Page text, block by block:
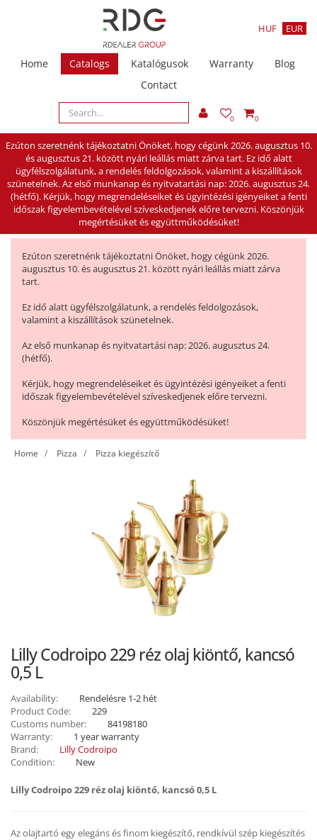
HUF EUR
Home Catalogs Katalógusok Warranty
Blog
Contact
0 0
Ezúton szeretnénk tájékoztatni Önöket, hogy cégünk 2026. augusztus 10.
és augusztus 21. között nyári leállás miatt zárva tart. Ez idő alatt
ügyfélszolgálatunk, a rendelés feldolgozások, valamint a kiszállítások
szünetelnek. Az első munkanap és nyitvatartási nap: 2026. augusztus 24.
(hétfő). Kérjük, hogy megrendeléseiket és ügyintézési igényeiket a fenti
időszak figyelembevételével szíveskedjenek előre tervezni. Köszönjük
megértésüket és együttműködésüket!
Ezúton szeretnénk tájékoztatni Önöket, hogy cégünk 2026.
augusztus 10. és augusztus 21. között nyári leállás miatt zárva
tart.
Ez idő alatt ügyfélszolgálatunk, a rendelés feldolgozások,
valamint a kiszállítások szünetelnek.
Az első munkanap és nyitvatartási nap: 2026. augusztus 24.
(hétfő).
Kérjük, hogy megrendeléseiket és ügyintézési igényeiket a fenti
időszak figyelembevételével szíveskedjenek előre tervezni.
Köszönjük megértésüket és együttműködésüket!
Home Pizza Pizza kiegészítő
Lilly Codroipo 229 réz olaj kiöntő, kancsó
0,5 L
Availability:
Rendelésre 1-2 hét
Product Code:
229
Customs number:
84198180
Warranty:
1 year warranty
Brand:
Lilly Codroipo
Condition:
New
Lilly Codroipo 229 réz olaj kiöntő, kancsó 0,5 L
Az olajtartó egy elegáns és finom kiegészítő, rendkívül szép kiegészítés